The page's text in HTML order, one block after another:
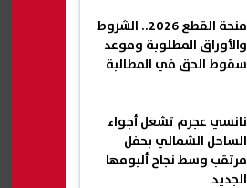
منحة القطع 2026.. الشروط
والأوراق المطلوبة وموعد
سقوط الحق في المطالبة
نانسي عجرم تشعل أجواء
الساحل الشمالي بحفل
مرتقب وسط نجاح ألبومها
الجديد